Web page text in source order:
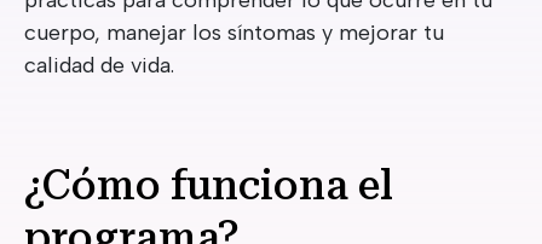
cuerpo, manejar los síntomas y mejorar tu
calidad de vida.
¿Cómo funciona el